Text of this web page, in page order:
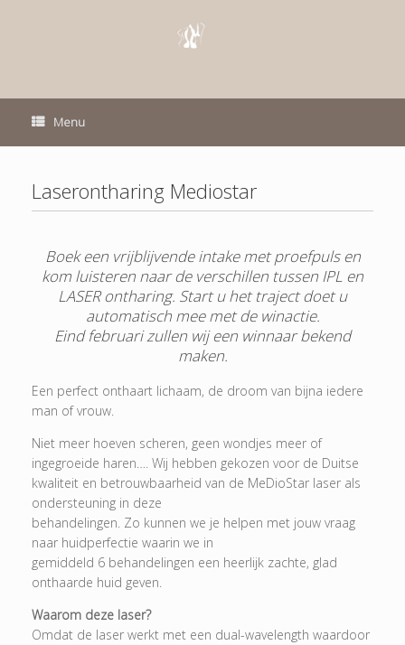
Menu
Laserontharing Mediostar
Boek een vrijblijvende intake met proefpuls en
kom luisteren naar de verschillen tussen IPL en
LASER ontharing. Start u het traject doet u
automatisch mee met de winactie.
Eind februari zullen wij een winnaar bekend
maken.
Een perfect onthaart lichaam, de droom van bijna iedere
man of vrouw.
Niet meer hoeven scheren, geen wondjes meer of
ingegroeide haren…. Wij hebben gekozen voor de Duitse
kwaliteit en betrouwbaarheid van de MeDioStar laser als
ondersteuning in deze
behandelingen. Zo kunnen we je helpen met jouw vraag
naar huidperfectie waarin we in
gemiddeld 6 behandelingen een heerlijk zachte, glad
onthaarde huid geven.
Waarom deze laser?
Omdat de laser werkt met een dual-wavelength waardoor